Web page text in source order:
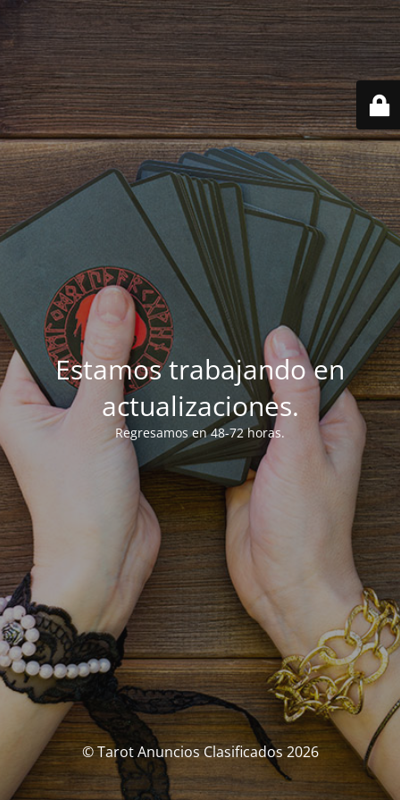
Estamos trabajando en
actualizaciones.
Regresamos en 48-72 horas.
© Tarot Anuncios Clasificados 2026